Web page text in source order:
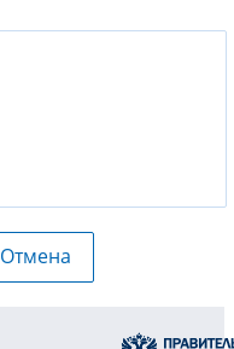
Отмена